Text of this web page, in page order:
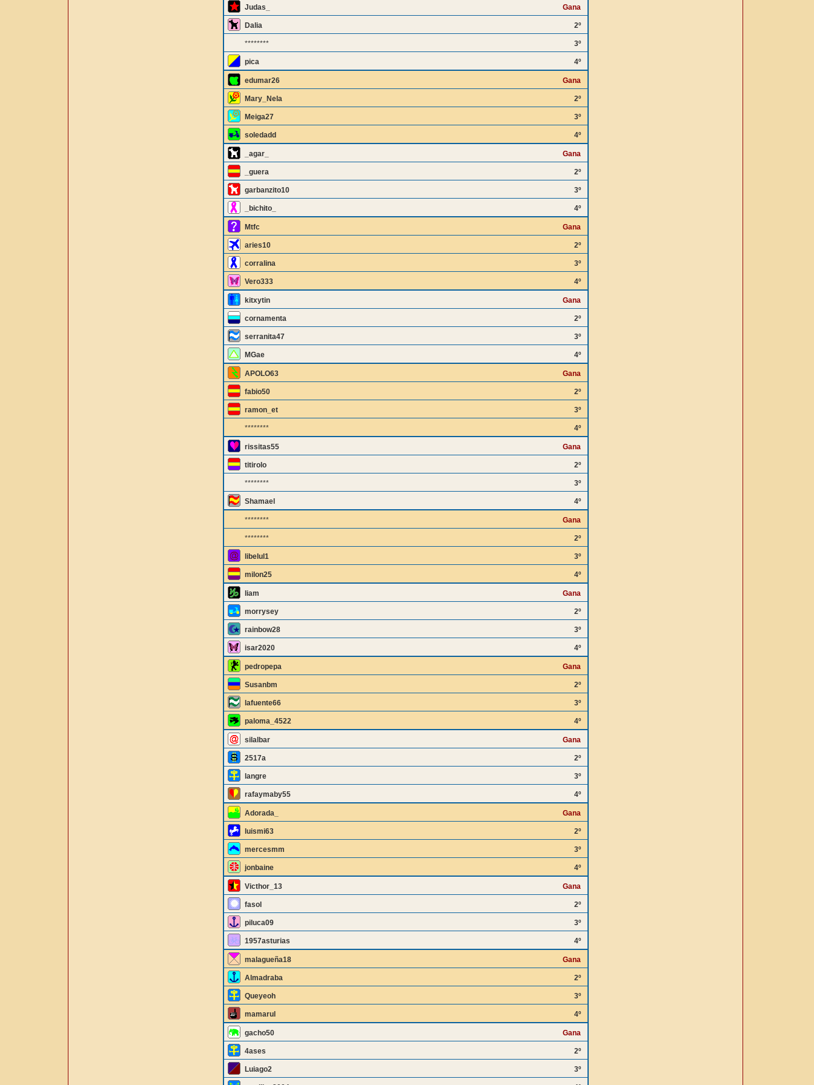
Judas_ Gana
Dalia 2º
******** 3º
pica 4º
edumar26 Gana
Mary_Nela 2º
Meiga27 3º
soledadd 4º
_agar_ Gana
_guera 2º
garbanzito10 3º
_bichito_ 4º
Mtfc Gana
aries10 2º
corralina 3º
Vero333 4º
kitxytin Gana
cornamenta 2º
serranita47 3º
MGae 4º
APOLO63 Gana
fabio50 2º
ramon_et 3º
******** 4º
rissitas55 Gana
titirolo 2º
******** 3º
Shamael 4º
******** Gana
******** 2º
libelul1 3º
milon25 4º
liam Gana
morrysey 2º
rainbow28 3º
isar2020 4º
pedropepa Gana
Susanbm 2º
lafuente66 3º
paloma_4522 4º
silalbar Gana
2517a 2º
langre 3º
rafaymaby55 4º
Adorada_ Gana
luismi63 2º
mercesmm 3º
jonbaine 4º
Victhor_13 Gana
fasol 2º
piluca09 3º
1957asturias 4º
malagueña18 Gana
Almadraba 2º
Queyeoh 3º
mamarul 4º
gacho50 Gana
4ases 2º
Luiago2 3º